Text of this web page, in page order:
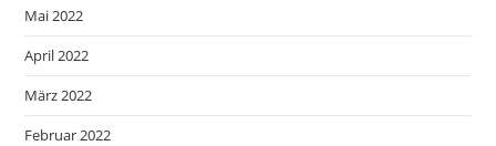
Mai 2022
April 2022
März 2022
Februar 2022